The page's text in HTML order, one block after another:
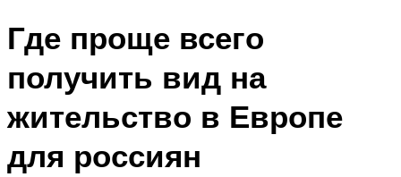
Где проще всего
получить вид на
жительство в Европе
для россиян